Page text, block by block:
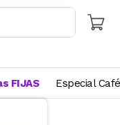
FIJAS Especial Café